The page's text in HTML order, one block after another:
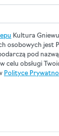
Kultura
osobowych jest
pod
celu obsługi
Polityce